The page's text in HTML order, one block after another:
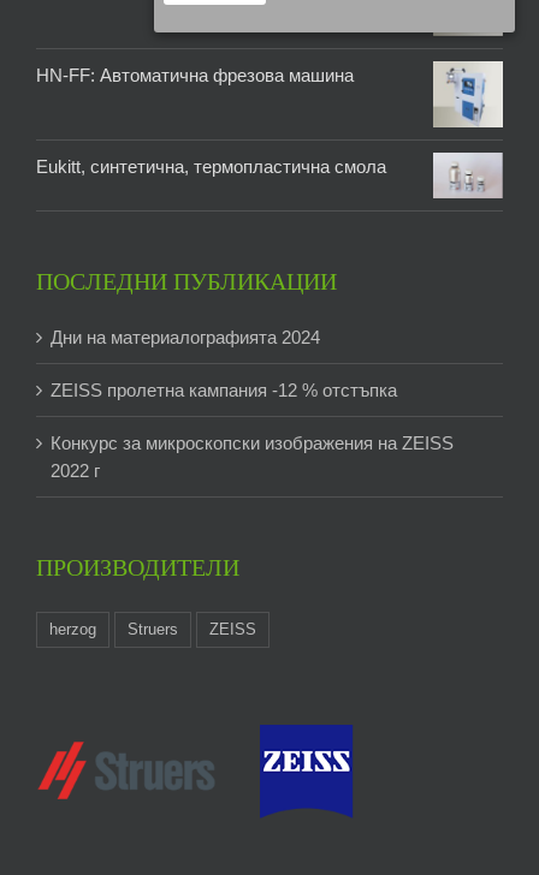
HN-FF: Автоматична фрезова машина
Eukitt, синтетична, термопластична смола
ПОСЛЕДНИ ПУБЛИКАЦИИ
Дни на материалографията 2024
ZEISS пролетна кампания -12 % отстъпка
Конкурс за микроскопски изображения на ZEISS
2022 г
ПРОИЗВОДИТЕЛИ
herzog Struers ZEISS